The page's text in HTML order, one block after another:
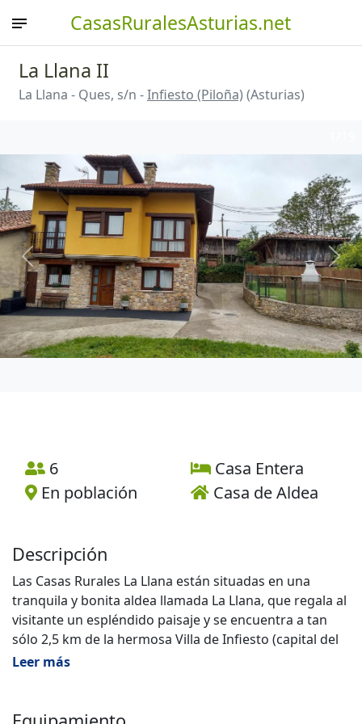
CasasRuralesAsturias.net
La Llana II
La Llana - Ques, s/n -Infiesto (Piloña) (Asturias)
Anterior
6
Casa Entera
En población
Casa de Aldea
Descripción
Las Casas Rurales La Llana están situadas en una
tranquila y bonita aldea llamada La Llana, que regala al
visitante un espléndido paisaje y se encuentra a tan
sólo 2,5 km de la hermosa Villa de Infiesto (capital del
concejo o municipio asturiano de Piloña), con la que se
Leer más